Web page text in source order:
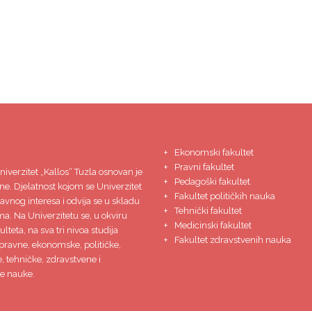
„Kallos“ Tuzlaosnovan je
Djelatnost kojom se Univerzitet
interesa i odvija se u skladu
Na Univerzitetu se, u okviru
na sva tri nivoa studija
ekonomske, političke,
tehničke, zdravstvene i
nauke.
Ekonomski fakultet
Pravni fakultet
Pedagoški fakultet
Fakultet političkih nauka
Tehnički fakultet
Medicinski fakultet
Fakultet zdravstvenih nauka